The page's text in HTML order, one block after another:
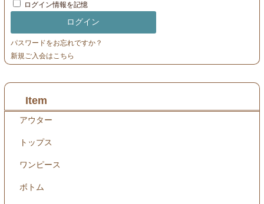
ログイン情報を記憶
パスワードをお忘れですか？
新規ご入会はこちら
Item
アウター
トップス
ワンピース
ボトム